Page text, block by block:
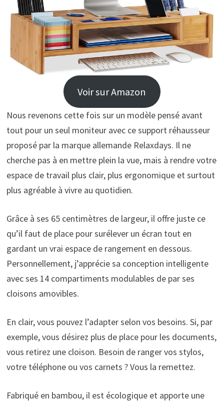
Voir sur Amazon
Nous revenons cette fois sur un modèle pensé avant
tout pour un seul moniteur avec ce support réhausseur
proposé par la marque allemande Relaxdays. Il ne
cherche pas à en mettre plein la vue, mais à rendre votre
espace de travail plus clair, plus ergonomique et surtout
plus agréable à vivre au quotidien.
Grâce à ses 65 centimètres de largeur, il offre juste ce
qu’il faut de place pour surélever un écran tout en
gardant un vrai espace de rangement en dessous.
Personnellement, j’apprécie sa conception intelligente
avec ses 14 compartiments modulables de par ses
cloisons amovibles.
En clair, vous pouvez l’adapter selon vos besoins. Si, par
exemple, vous désirez plus de place pour les documents,
vous retirez une cloison. Besoin de ranger vos stylos,
votre téléphone ou vos carnets ? Vous la remettez.
Fabriqué en bambou, il est écologique et apporte une